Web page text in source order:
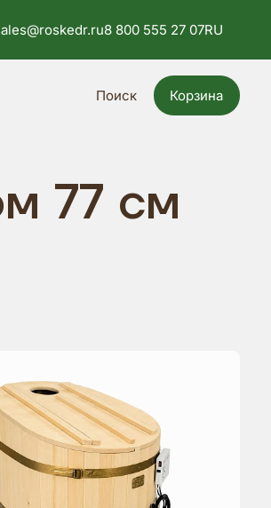
8 800 555 27 07RU
Поиск Корзина
77 см